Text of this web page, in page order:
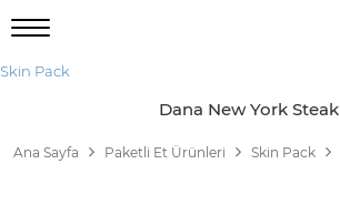
Skin Pack
Dana New York Steak
Ana Sayfa Paketli Et Ürünleri Skin Pack